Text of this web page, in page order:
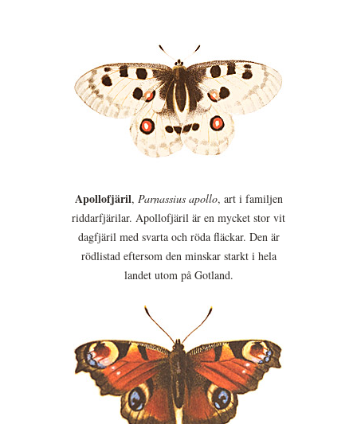
Apollofjäril, Parnassius apollo, art i familjen
riddarfjärilar. Apollofjäril är en mycket stor vit
dagfjäril med svarta och röda fläckar. Den är
rödlistad eftersom den minskar starkt i hela
landet utom på Gotland.